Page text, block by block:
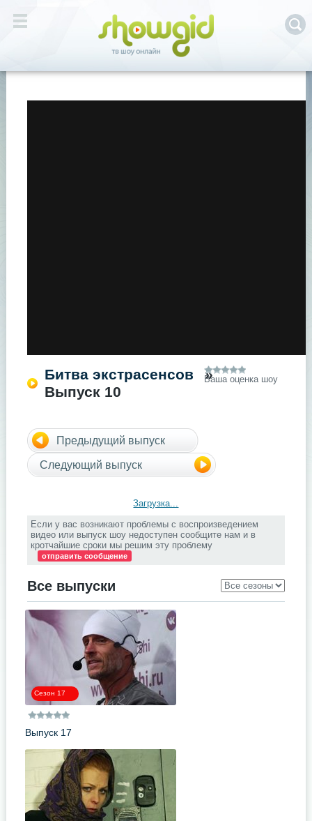
Битва экстрасенсов
»
Выпуск 10
Ваша оценка шоу
Предыдущий выпуск
Следующий выпуск
Загрузка...
Если у вас возникают проблемы с воспроизведением
видео или выпуск шоу недоступен сообщите нам и в
кротчайшие сроки мы решим эту проблему
отправить сообщение
Все выпуски
Сезон 17
Выпуск 17